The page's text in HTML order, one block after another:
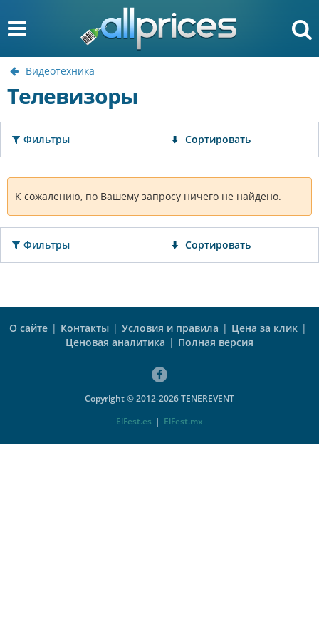
Видеотехника
Телевизоры
Фильтры Сортировать
К сожалению, по Вашему запросу ничего не найдено.
Фильтры Сортировать
О сайте | Контакты | Условия и правила | Цена за клик |
Ценовая аналитика | Полная версия
Copyright © 2012-2026 TENEREVENT
ElFest.es | ElFest.mx